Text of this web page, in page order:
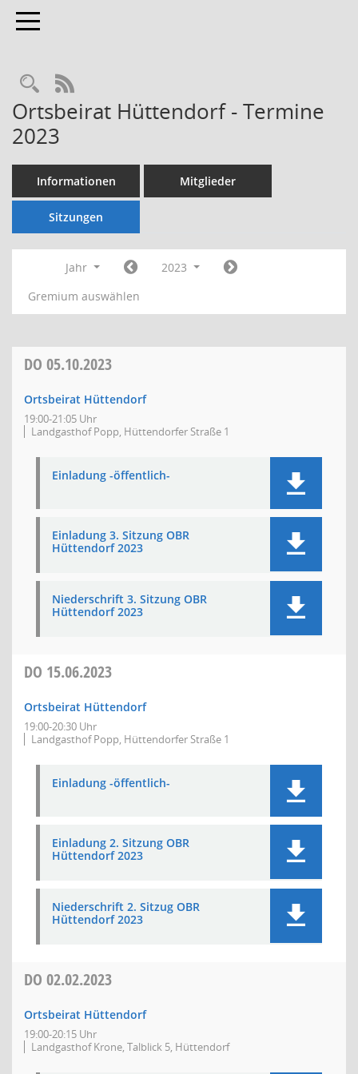
Toggle navigation
Rechercheauswahl
RSS-Feed
Ortsbeirat Hüttendorf - Termine
2023
Informationen Mitglieder
Sitzungen
Jahr
2023
Gremium auswählen
DO 05.10.2023
Ortsbeirat Hüttendorf
19:00-21:05 Uhr
Landgasthof Popp, Hüttendorfer Straße 1
Einladung -öffentlich-
Einladung 3. Sitzung OBR
Hüttendorf 2023
Niederschrift 3. Sitzung OBR
Hüttendorf 2023
DO 15.06.2023
Ortsbeirat Hüttendorf
19:00-20:30 Uhr
Landgasthof Popp, Hüttendorfer Straße 1
Einladung -öffentlich-
Einladung 2. Sitzung OBR
Hüttendorf 2023
Niederschrift 2. Sitzug OBR
Hüttendorf 2023
DO 02.02.2023
Ortsbeirat Hüttendorf
19:00-20:15 Uhr
Landgasthof Krone, Talblick 5, Hüttendorf